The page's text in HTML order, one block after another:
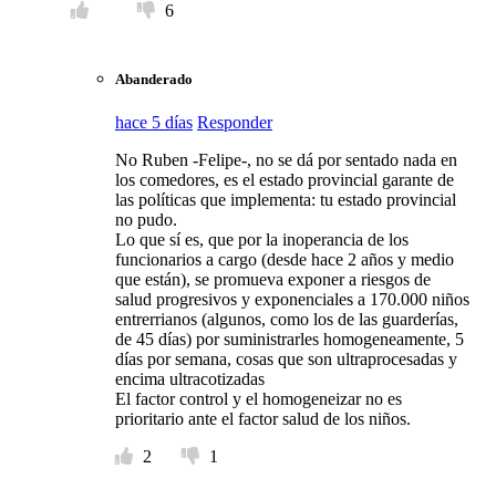
6
Abanderado
hace 5 días Responder
No Ruben -Felipe-, no se dá por sentado nada en
los comedores, es el estado provincial garante de
las políticas que implementa: tu estado provincial
no pudo.
Lo que sí es, que por la inoperancia de los
funcionarios a cargo (desde hace 2 años y medio
que están), se promueva exponer a riesgos de
salud progresivos y exponenciales a 170.000 niños
entrerrianos (algunos, como los de las guarderías,
de 45 días) por suministrarles homogeneamente, 5
días por semana, cosas que son ultraprocesadas y
encima ultracotizadas
El factor control y el homogeneizar no es
prioritario ante el factor salud de los niños.
2
1